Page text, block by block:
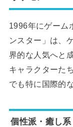
1996年にゲーム
ンスター」は、
界的な人気へと
キャラクターた
でも特に国際的
個性派・癒し系